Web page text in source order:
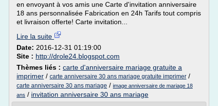
en envoyant à vos amis une Carte d'invitation anniversaire
18 ans personnalisée Fabrication en 24h Tarifs tout compris
et livraison offerte! Carte invitation...
Lire la suite
Date: 2016-12-31 01:19:00
Site : http://drole24.blogspot.com
Thèmes liés : carte d'anniversaire mariage gratuite a
imprimer / carte anniversaire 30 ans mariage gratuite imprimer /
carte anniversaire 30 ans mariage / image anniversaire de mariage 18
ans / invitation anniversaire 30 ans mariage